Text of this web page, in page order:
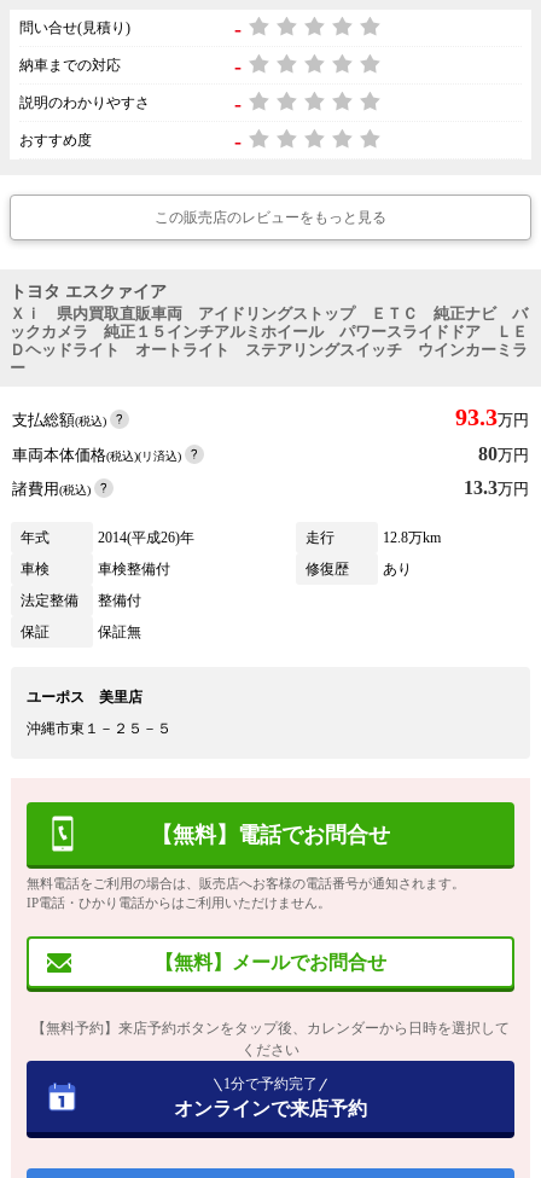
問い合せ(見積り) -
納車までの対応 -
説明のわかりやすさ -
おすすめ度 -
この販売店のレビューをもっと見る
トヨタ エスクァイア
Ｘｉ 県内買取直販車両 アイドリングストップ ＥＴＣ 純正ナビ バ
ックカメラ 純正１５インチアルミホイール パワースライドドア ＬＥ
Ｄヘッドライト オートライト ステアリングスイッチ ウインカーミラ
ー
支払総額(税込) 93.3万円
車両本体価格(税込)(リ済込) 80万円
諸費用(税込) 13.3万円
年式 2014(平成26)年 走行
12.8万km
車検
車検整備付 修復歴
あり
法定整備
整備付
保証
保証無
ユーポス 美里店
沖縄市東１－２５－５
【無料】電話でお問合せ
無料電話をご利用の場合は、販売店へお客様の電話番号が通知されます。
IP電話・ひかり電話からはご利用いただけません。
【無料】メールでお問合せ
【無料予約】来店予約ボタンをタップ後、カレンダーから日時を選択して
ください
1分で予約完了
オンラインで来店予約